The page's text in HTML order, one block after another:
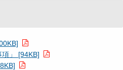
」 [94KB]